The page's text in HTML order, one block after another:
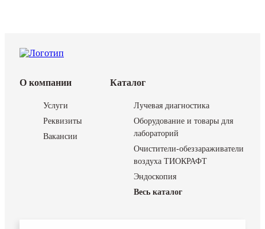
Каталог
Лучевая диагностика
Оборудование и товары для
лабораторий
Очистители-обеззараживатели
воздуха ТИОКРАФТ
Эндоскопия
Весь каталог
О компании
Услуги
Реквизиты
Вакансии